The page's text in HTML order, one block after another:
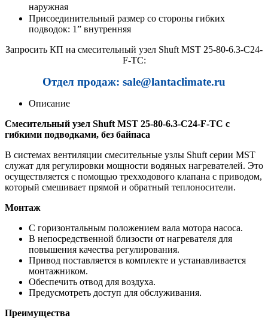
наружная
Присоединительный размер cо стороны гибких
подводок: 1” внутренняя
Запросить КП на смесительный узел Shuft MST 25-80-6.3-C24-
F-TC:
Отдел продаж: sale@lantaclimate.ru
Описание
Смесительный узел Shuft MST 25-80-6.3-C24-F-TC с
гибкими подводками, без байпаса
В системах вентиляции смесительные узлы Shuft серии MST
служат для регулировки мощности водяных нагревателей. Это
осуществляется с помощью трехходового клапана с приводом,
который смешивает прямой и обратный теплоносители.
Монтаж
С горизонтальным положением вала мотора насоса.
В непосредственной близости от нагревателя для
повышения качества регулирования.
Привод поставляется в комплекте и устанавливается
монтажником.
Обеспечить отвод для воздуха.
Предусмотреть доступ для обслуживания.
Преимущества